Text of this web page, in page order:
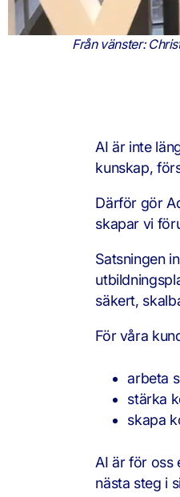
Från vänster:
AI är inte
kunskap,
Därför gör
skapar vi
Satsningen
säkert,
För våra
arbeta
stärka
skapa
AI är för oss
nästa steg i